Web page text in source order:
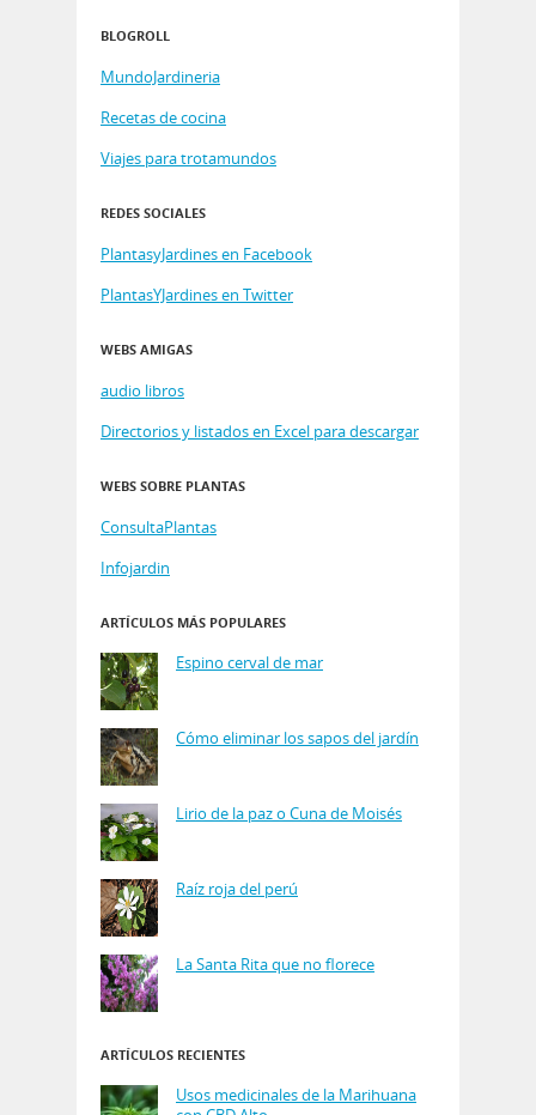
BLOGROLL
MundoJardineria
Recetas de cocina
Viajes para trotamundos
REDES SOCIALES
PlantasyJardines en Facebook
PlantasYJardines en Twitter
WEBS AMIGAS
audio libros
Directorios y listados en Excel para descargar
WEBS SOBRE PLANTAS
ConsultaPlantas
Infojardin
ARTÍCULOS MÁS POPULARES
Espino cerval de mar
Cómo eliminar los sapos del jardín
Lirio de la paz o Cuna de Moisés
Raíz roja del perú
La Santa Rita que no florece
ARTÍCULOS RECIENTES
Usos medicinales de la Marihuana